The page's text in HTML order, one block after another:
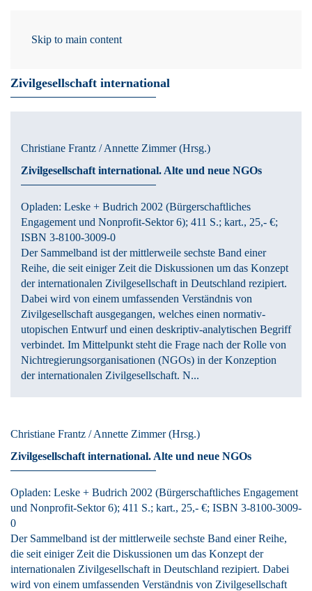
Skip to main content
Zivilgesellschaft international
Christiane Frantz / Annette Zimmer(Hrsg.)
Zivilgesellschaft international. Alte und neue NGOs
Opladen: Leske + Budrich 2002 (Bürgerschaftliches
Engagement und Nonprofit-Sektor 6); 411 S.; kart., 25,- €;
ISBN 3-8100-3009-0
Der Sammelband ist der mittlerweile sechste Band einer
Reihe, die seit einiger Zeit die Diskussionen um das Konzept
der internationalen Zivilgesellschaft in Deutschland rezipiert.
Dabei wird von einem umfassenden Verständnis von
Zivilgesellschaft ausgegangen, welches einen normativ-
utopischen Entwurf und einen deskriptiv-analytischen Begriff
verbindet. Im Mittelpunkt steht die Frage nach der Rolle von
Nichtregierungsorganisationen (NGOs) in der Konzeption
der internationalen Zivilgesellschaft. N...
Christiane Frantz / Annette Zimmer(Hrsg.)
Zivilgesellschaft international. Alte und neue NGOs
Opladen: Leske + Budrich 2002 (Bürgerschaftliches Engagement
und Nonprofit-Sektor 6); 411 S.; kart., 25,- €; ISBN 3-8100-3009-
0
Der Sammelband ist der mittlerweile sechste Band einer Reihe,
die seit einiger Zeit die Diskussionen um das Konzept der
internationalen Zivilgesellschaft in Deutschland rezipiert. Dabei
wird von einem umfassenden Verständnis von Zivilgesellschaft